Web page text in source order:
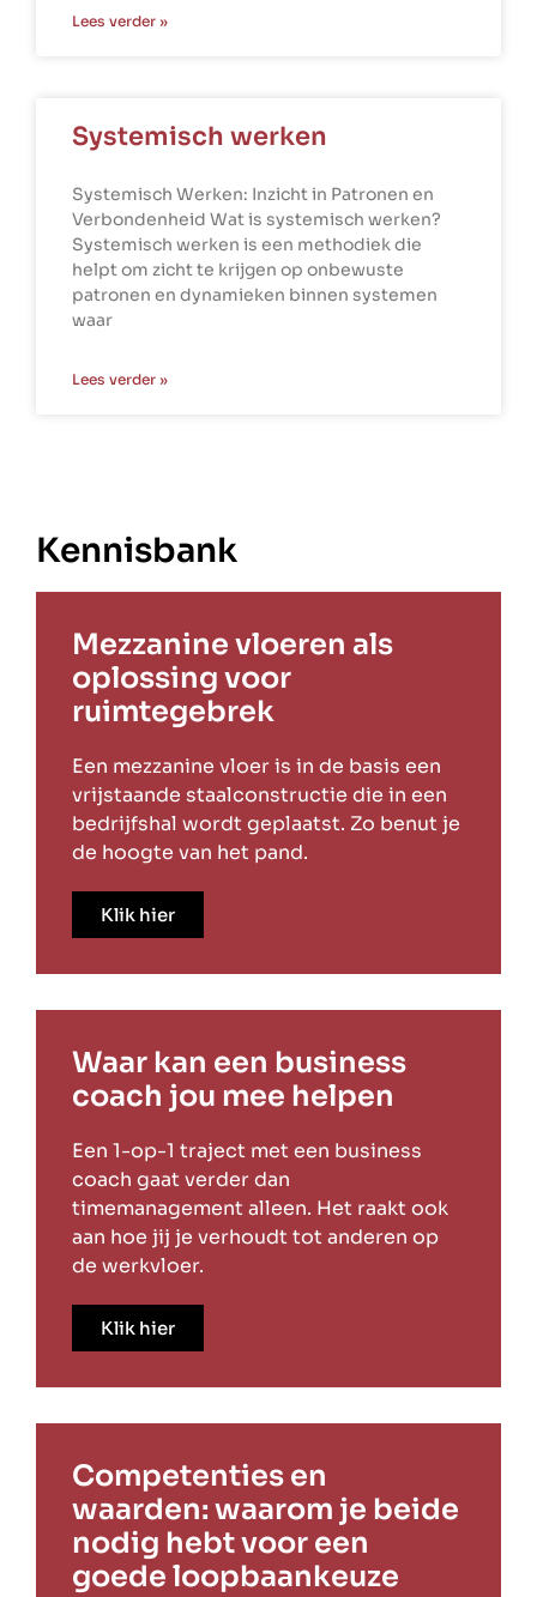
Lees verder »
Systemisch werken
Systemisch Werken: Inzicht in Patronen en
Verbondenheid Wat is systemisch werken?
Systemisch werken is een methodiek die
helpt om zicht te krijgen op onbewuste
patronen en dynamieken binnen systemen
waar
Lees verder »
Kennisbank
Mezzanine vloeren als
oplossing voor
ruimtegebrek
Een mezzanine vloer is in de basis een
vrijstaande staalconstructie die in een
bedrijfshal wordt geplaatst. Zo benut je
de hoogte van het pand.
Klik hier
Waar kan een business
coach jou mee helpen
Een 1-op-1 traject met een business
coach gaat verder dan
timemanagement alleen. Het raakt ook
aan hoe jij je verhoudt tot anderen op
de werkvloer.
Klik hier
Competenties en
waarden: waarom je beide
nodig hebt voor een
goede loopbaankeuze